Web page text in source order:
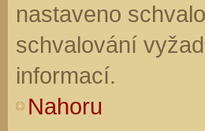
nastaveno
schvalování
informací.
Nahoru